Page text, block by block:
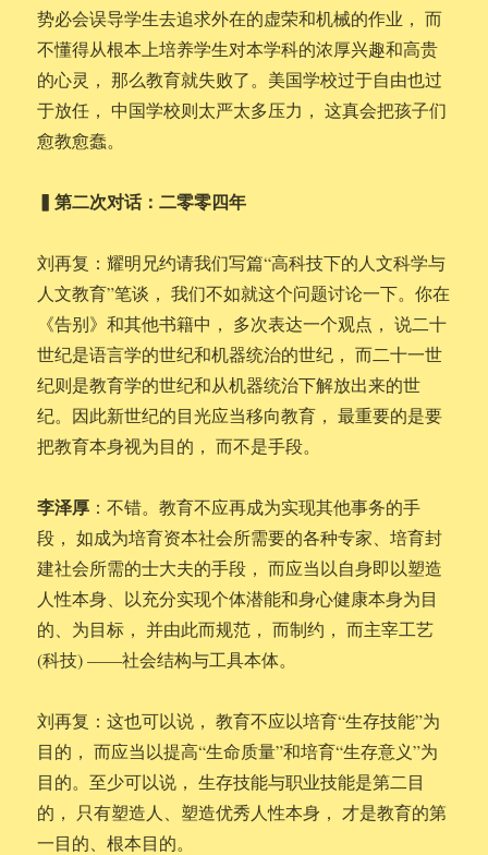
势必会误导学生去追求外在的虚荣和机械的作业， 而
不懂得从根本上培养学生对本学科的浓厚兴趣和高贵
的心灵， 那么教育就失败了。美国学校过于自由也过
于放任， 中国学校则太严太多压力， 这真会把孩子们
愈教愈蠢。
▍第二次对话：二零零四年
刘再复：耀明兄约请我们写篇“高科技下的人文科学与
人文教育”笔谈， 我们不如就这个问题讨论一下。你在
《告别》和其他书籍中， 多次表达一个观点， 说二十
世纪是语言学的世纪和机器统治的世纪， 而二十一世
纪则是教育学的世纪和从机器统治下解放出来的世
纪。因此新世纪的目光应当移向教育， 最重要的是要
把教育本身视为目的， 而不是手段。
李泽厚 ：不错。教育不应再成为实现其他事务的手
段， 如成为培育资本社会所需要的各种专家、培育封
建社会所需的士大夫的手段， 而应当以自身即以塑造
人性本身、以充分实现个体潜能和身心健康本身为目
的、为目标， 并由此而规范， 而制约， 而主宰工艺
(科技) ——社会结构与工具本体。
刘再复：这也可以说， 教育不应以培育“生存技能”为
目的， 而应当以提高“生命质量”和培育“生存意义”为
目的。至少可以说， 生存技能与职业技能是第二目
的， 只有塑造人、塑造优秀人性本身， 才是教育的第
一目的、根本目的。